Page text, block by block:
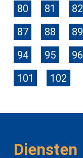
80
81 82
87
88 89
94
95 96
101
102
Diensten